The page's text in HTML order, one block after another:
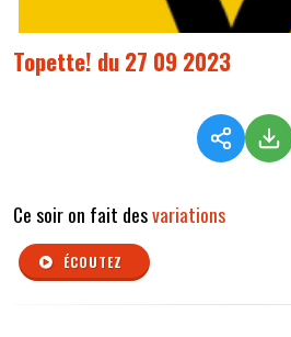
Topette! du 27 09 2023
Ce soir on fait desvariations
ÉCOUTEZ